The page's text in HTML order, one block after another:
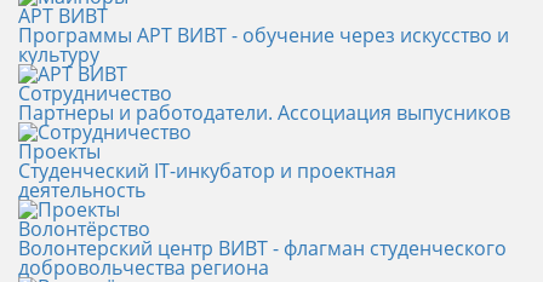
АРТ ВИВТ
Программы АРТ ВИВТ - обучение через искусство и
культуру
Сотрудничество
Партнеры и работодатели. Ассоциация выпусников
Проекты
Студенческий IT-инкубатор и проектная
деятельность
Волонтёрство
Волонтерский центр ВИВТ - флагман студенческого
добровольчества региона